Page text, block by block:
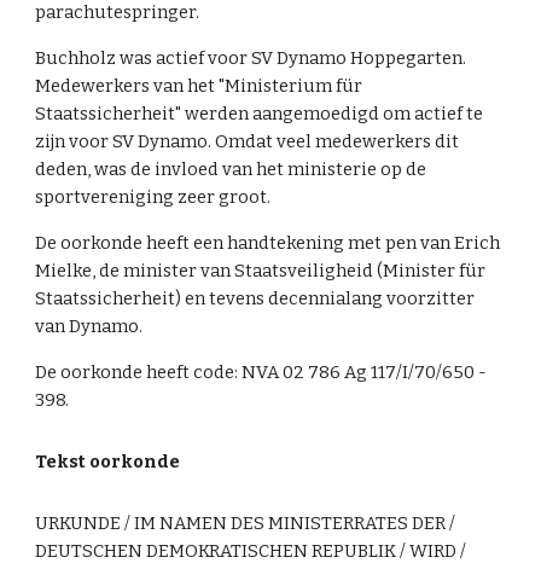
parachutespringer.
Buchholz was actief voor SV Dynamo Hoppegarten.
Medewerkers van het "Ministerium für
Staatssicherheit" werden aangemoedigd om actief te
zijn voor SV Dynamo. Omdat veel medewerkers dit
deden, was de invloed van het ministerie op de
sportvereniging zeer groot.
De oorkonde heeft een handtekening met pen van Erich
Mielke, de minister van Staatsveiligheid (Minister für
Staatssicherheit) en tevens decennialang voorzitter
van Dynamo.
De oorkonde heeft code: NVA 02 786 Ag 117/I/70/650 -
398.
Tekst oorkonde
URKUNDE / IM NAMEN DES MINISTERRATES DER /
DEUTSCHEN DEMOKRATISCHEN REPUBLIK / WIRD /